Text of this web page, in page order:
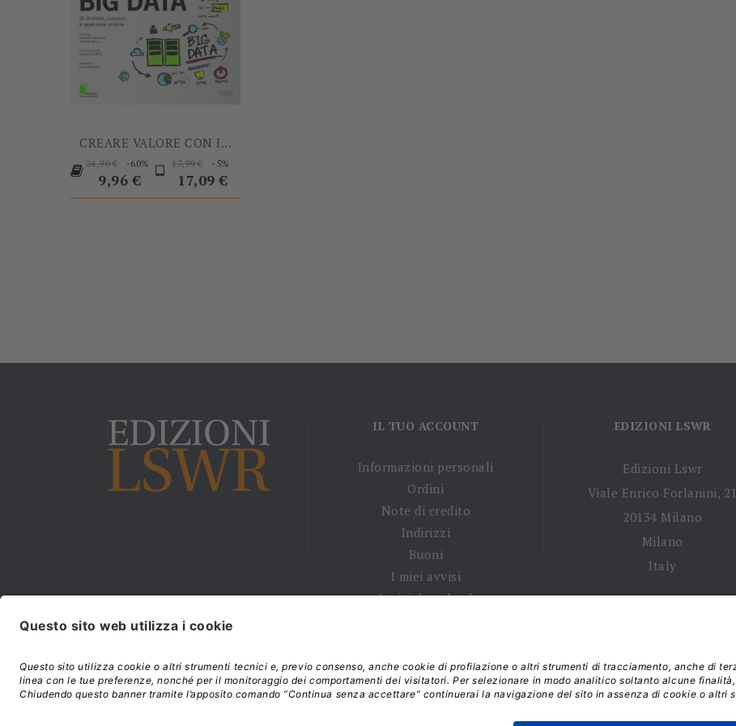
CREARE VALORE CON I...
Prezzo
base
24,90 € -60%
Prezzo
9,96 €
Prezzo
base
17,99 € -5%
17,09 €
IL TUO ACCOUNT
Informazioni personali
Ordini
Note di credito
Indirizzi
Buoni
I miei avvisi
I miei download
EDIZIONI LSWR
Edizioni Lswr
Viale Enrico Forlanini, 21
20134 Milano
Milano
Italy
Responsabile della Protezione dei Dati: dpo@lswr.it